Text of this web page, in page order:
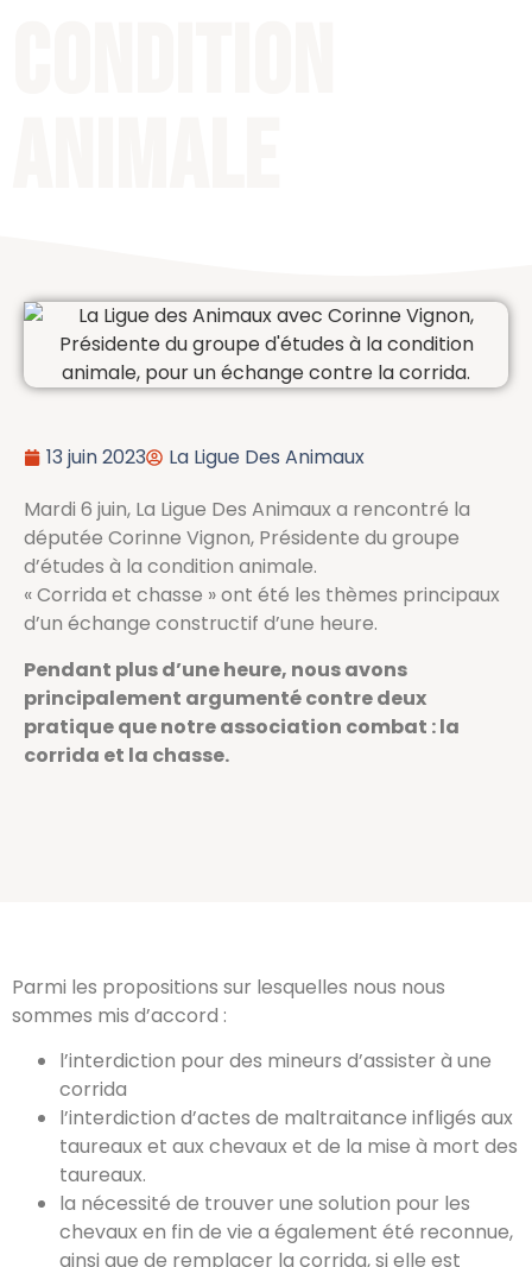
13 juin 2023
La Ligue Des Animaux
Mardi 6 juin, La Ligue Des Animaux a rencontré la
députée Corinne Vignon, Présidente du groupe
d’études à la condition animale.
« Corrida et chasse » ont été les thèmes principaux
d’un échange constructif d’une heure.
Pendant plus d’une heure, nous avons
principalement argumenté contre deux
pratique que notre association combat : la
corrida et la chasse.
Parmi les propositions sur lesquelles nous nous
sommes mis d’accord :
l’interdiction pour des mineurs d’assister à une
corrida
l’interdiction d’actes de maltraitance infligés aux
taureaux et aux chevaux et de la mise à mort des
taureaux.
la nécessité de trouver une solution pour les
chevaux en fin de vie a également été reconnue,
ainsi que de remplacer la corrida, si elle est